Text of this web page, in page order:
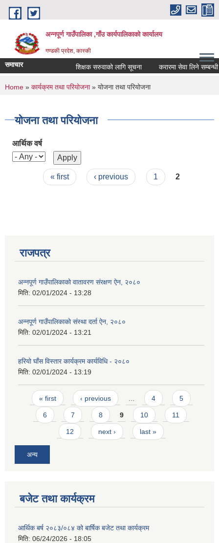
Skip to main content
अन्नपूर्ण गाउँपालिका ,गाँउ कार्यपालिकाको कार्यालय
गण्डकी प्रदेश, कास्की
समाचार शिक्षक सरुवाको लागि सूचना करारमा सेवा लिने सम्बन्धी
You are here
Home » कार्यक्रम तथा परियोजना» योजना तथा परियोजना
योजना तथा परियोजना
आर्थिक वर्ष
Pages« first ‹ previous 1 2
राजपत्र
अन्नपूर्ण गाउँपालिकाको वातावरण संरक्षण ऐन, २०८०
मिति: 02/01/2024 - 13:28
अन्नपूर्ण गाउँपालिकाको संस्था दर्ता ऐन, २०८०
मिति: 02/01/2024 - 13:21
हरियो घाँस विस्तार कार्यक्रम कार्यविधि - २०८०
मिति: 02/01/2024 - 13:19
Pages
« first ‹ previous … 4 5
6 7 8 9 10 11
12 next › last »
अन्य
बजेट तथा कार्यक्रम
आर्थिक बर्ष २०८३/०८४ को बार्षिक बजेट तथा कार्यक्रम
मिति: 06/24/2026 - 18:05